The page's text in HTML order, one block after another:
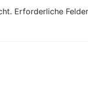
Erforderliche